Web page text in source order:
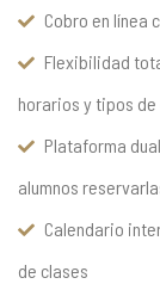
Cobro en línea
Flexibilidad
horarios y tipos de
Plataforma
alumnos
Calendario
de clases